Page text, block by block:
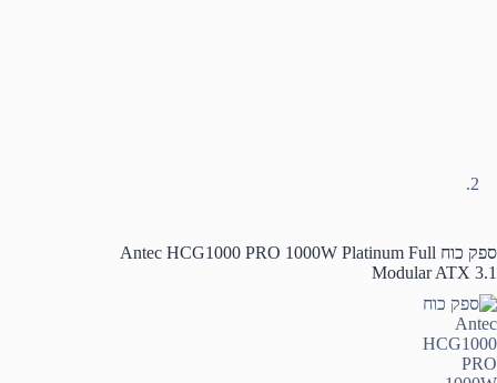
ספק כוח Antec HCG1000 PRO 1000W Platinum Full
Modular ATX 3.1